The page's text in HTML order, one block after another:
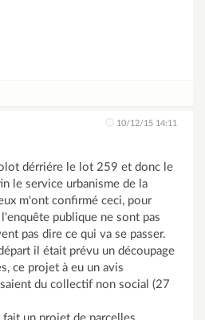
10/12/15 14:11
dérriére le lot 259 et donc le
le service urbanisme de la
m'ont confirmé ceci, pour
publique ne sont pas
pas dire ce qui va se passer.
il était prévu un découpage
ce projet à eu un avis
du collectif non social (27